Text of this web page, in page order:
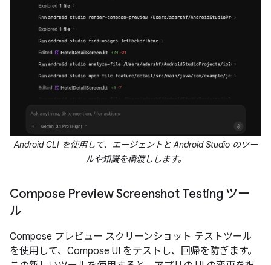
Android CLI を使用して、エージェントと Android Studio のツー
ルや知識を橋渡しします。
Compose Preview Screenshot Testing ツー
ル
Compose プレビュー スクリーンショット テストツール
を使用して、Compose UI をテストし、回帰を防ぎます。